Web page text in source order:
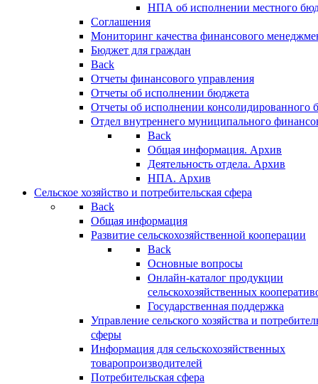
НПА об исполнении местного
Соглашения
Мониторинг качества финансового
Бюджет для граждан
Back
Отчеты финансового управления
Отчеты об исполнении бюджета
Отчеты об исполнении консолидированного
Отдел внутреннего муниципального
Back
Общая информация. Архив
Деятельность отдела. Архив
НПА. Архив
Сельское хозяйство и потребительская сфера
Back
Общая информация
Развитие сельскохозяйственной кооперации
Back
Основные вопросы
Онлайн-каталог продукции
сельскохозяйственных
Государственная поддержка
Управление сельского хозяйства и
сферы
Информация для сельскохозяйственных
товаропроизводителей
Потребительская сфера